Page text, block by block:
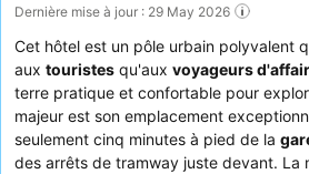
Dernière mise à jour : 29 May 2026
Cet hôtel est un pôle urbain polyvalent
aux touristes qu'aux voyageurs
terre pratique et confortable pour
majeur est son emplacement
seulement cinq minutes à pied de la
des arrêts de tramway juste devant. La